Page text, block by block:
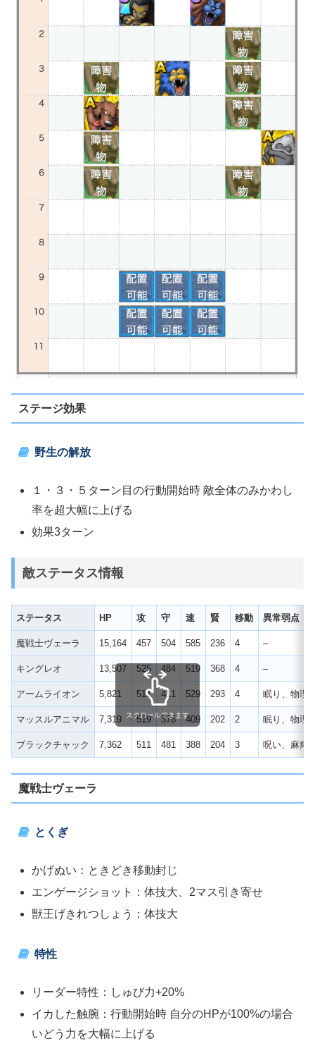
ステージ効果
野生の解放
１・３・５ターン目の行動開始時 敵全体のみかわし
率を超大幅に上げる
効果3ターン
敵ステータス情報
ステータス HP 攻 守 速 賢 移動 異常弱点
魔戦士ヴェーラ 15,164 457 504 585 236 4 –
キングレオ 13,507 525 484 519 368 4 –
アームライオン 5,821 511 411 529 293 4 眠り、物理
マッスルアニマル 7,319 519 376 409 202 2 眠り、物理
ブラックチャック 7,362 511 481 388 204 3 呪い、麻痺
スクロールできます
魔戦士ヴェーラ
とくぎ
かげぬい：ときどき移動封じ
エンゲージショット：体技大、2マス引き寄せ
獣王げきれつしょう：体技大
特性
リーダー特性：しゅび力+20%
イカした触腕：行動開始時 自分のHPが100%の場合
いどう力を大幅に上げる